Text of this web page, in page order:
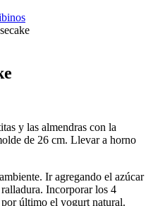
y las almendras con la
de 26 cm. Llevar a horno
Ir agregando el azúcar
Incorporar los 4
último el yogurt natural.